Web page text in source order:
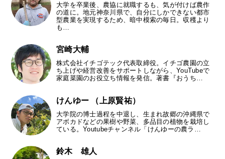
大学を卒業後、農協に就職するも、気が付けば農作
の道に。地元神奈川県で、自分にしかできない都市
型農業を実現するため、暗中模索の毎日。収穫より
も…
宮崎大輔
株式会社イチゴテック代表取締役。イチゴ農園の立
ち上げや経営改善をサポートしながら、YouTubeで
家庭菜園のお役立ち情報を発信。著書『おうち…
けんゆー （上原賢祐）
大学院の博士過程を中退し、生まれ故郷の沖縄県で
アボカドなどの果樹や野菜、多品目の植物を栽培し
ている。Youtubeチャンネル「けんゆーの農ラ…
鈴木 雄人